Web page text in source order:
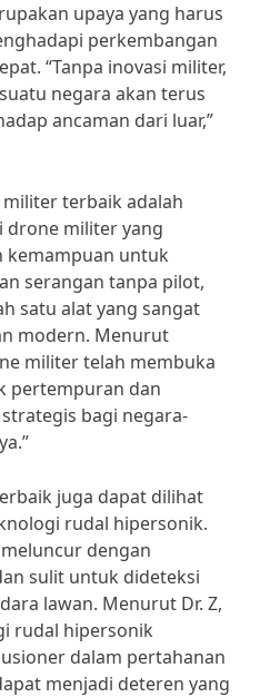
upaya yang harus
perkembangan
“Tanpa inovasi militer,
negara akan terus
ancaman dari luar,”
terbaik adalah
drone militer yang
kemampuan untuk
serangan tanpa pilot,
satu alat yang sangat
modern. Menurut
militer telah membuka
pertempuran dan
bagi negara-
juga dapat dilihat
rudal hipersonik.
dengan
sulit untuk dideteksi
lawan. Menurut Dr. Z,
rudal hipersonik
dalam pertahanan
menjadi deteren yang